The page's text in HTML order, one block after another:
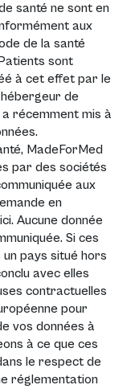
santé ne sont en
aux
de la santé
sont
à cet effet par le
de
récemment mis à
MadeForMed
par des sociétés
aux
en
ici. Aucune donnée
Si ces
pays situé hors
avec elles
contractuelles
pour
vos données à
à ce que ces
le respect de
réglementation